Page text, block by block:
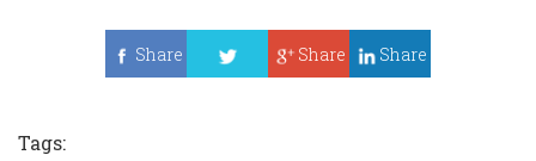
Share
Share Share
Tags: